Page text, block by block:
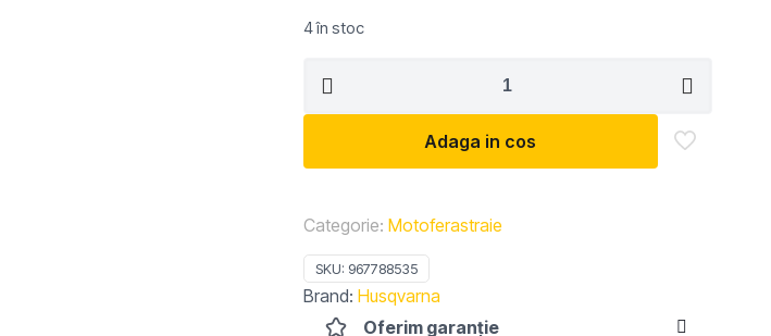
4 în stoc
Motoferstrau
Husqvarna
II
Adaga in cos
Categorie: Motoferastraie
SKU: 967788535
Brand: Husqvarna
Oferim garanție